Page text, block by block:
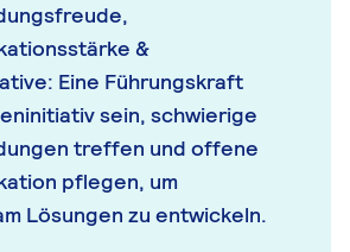
&
Eine Führungskraft
sein, schwierige
treffen und offene
pflegen, um
Lösungen zu entwickeln.